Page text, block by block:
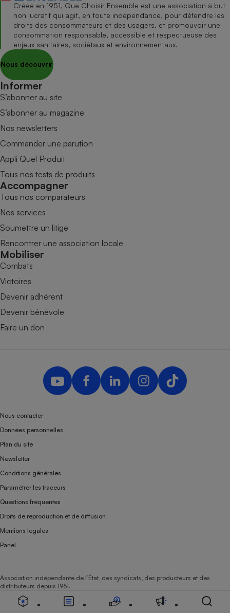
Créée en 1951, Que Choisir Ensemble est une association à but
non lucratif qui agit, en toute indépendance, pour défendre les
droits des consommateurs et des usagers, et promouvoir une
consommation responsable, accessible et respectueuse des
enjeux sanitaires, sociétaux et environnementaux.
Nous découvrir
Informer
S’abonner au site
S’abonner au magazine
Nos newsletters
Commander une parution
Appli Quel Produit
Tous nos tests de produits
Accompagner
Tous nos comparateurs
Nos services
Soumettre un litige
Rencontrer une association locale
Mobiliser
Combats
Victoires
Devenir adhérent
Devenir bénévole
Faire un don
Nous contacter
Données personnelles
Plan du site
Newsletter
Conditions générales
Paramétrer les traceurs
Questions fréquentes
Droits de reproduction et de diffusion
Mentions légales
Panel
Association indépendante de l’État, des syndicats, des producteurs et des
distributeurs depuis 1951.